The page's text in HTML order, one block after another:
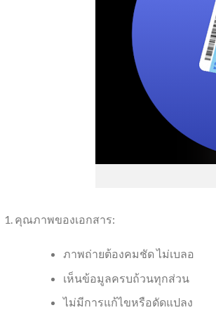
คุณภาพของเอกสาร:
ภาพถ่ายต้องคมชัด ไม่เบลอ
เห็นข้อมูลครบถ้วนทุกส่วน
ไม่มีการแก้ไขหรือดัดแปลง